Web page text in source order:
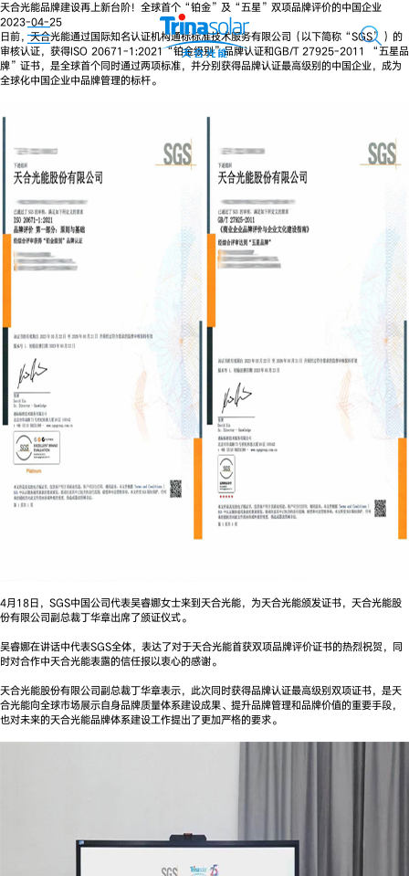
天合光能品牌建设再上新台阶！全球首个“铂金”及“五星”双项品牌评价的中国企业
2023-04-25
日前，天合光能通过国际知名认证机构通标标准技术服务有限公司（以下简称“SGS”）的
审核认证，获得ISO 20671-1:2021“铂金级别”品牌认证和GB/T 27925-2011 “五星品
牌”证书，是全球首个同时通过两项标准，并分别获得品牌认证最高级别的中国企业，成为
全球化中国企业中品牌管理的标杆。
4月18日，SGS中国公司代表吴睿娜女士来到天合光能，为天合光能颁发证书，天合光能股
份有限公司副总裁丁华章出席了颁证仪式。
吴睿娜在讲话中代表SGS全体，表达了对于天合光能首获双项品牌评价证书的热烈祝贺，同
时对合作中天合光能表露的信任报以衷心的感谢。
天合光能股份有限公司副总裁丁华章表示，此次同时获得品牌认证最高级别双项证书，是天
合光能向全球市场展示自身品牌质量体系建设成果、提升品牌管理和品牌价值的重要手段，
也对未来的天合光能品牌体系建设工作提出了更加严格的要求。